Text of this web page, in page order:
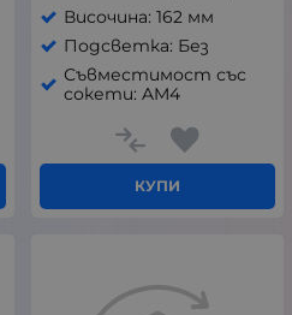
Височина: 162 мм
Подсветка: Без
Съвместимост със
сокети: AM4
КУПИ